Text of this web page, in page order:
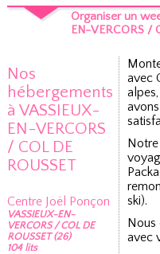
Organiser un
EN-VERCORS /
Nos
hébergements
à VASSIEUX-
EN-VERCORS
/ COL DE
ROUSSET
Centre Joël Ponçon
VASSIEUX-EN-
VERCORS / COL DE
ROUSSET (26)
104 lits
avec
ski).
Nous
avec